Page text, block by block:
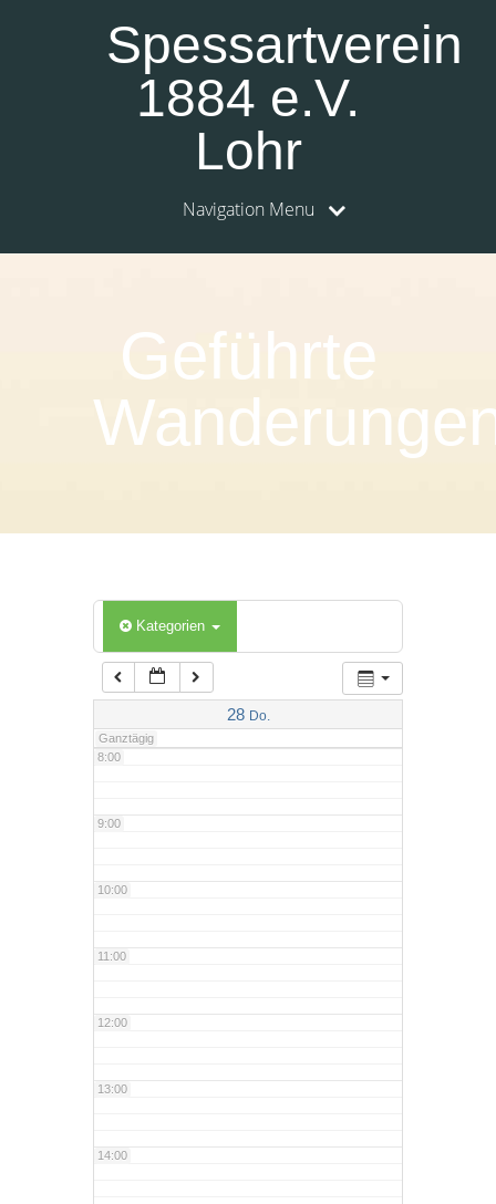
Spessartverein
1884 e.V.
Lohr
Navigation Menu
Geführte
Kategorien
28 Do.
Ganztägig
3:00
6:00
7:00
8:00
9:00
10:00
11:00
12:00
13:00
14:00